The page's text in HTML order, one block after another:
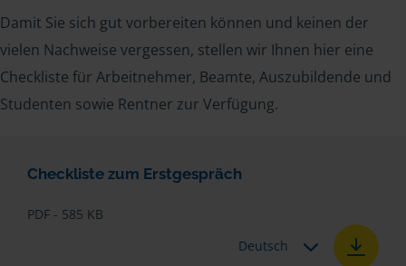
Damit Sie sich gut vorbereiten können und keinen der
vielen Nachweise vergessen, stellen wir Ihnen hier eine
Checkliste für Arbeitnehmer, Beamte, Auszubildende und
Studenten sowie Rentner zur Verfügung.
Checkliste zum Erstgespräch
PDF - 585 KB
Deutsch